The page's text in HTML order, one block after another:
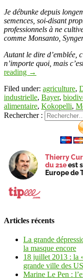
Je débunke depuis
semences, soi-disant
professionnels à ne
comme Monsanto,
Autant le dire d’emblée,
n’importe quoi, mais
reading →
Filed under: agriculture,
industrielle, Bayer,
alimentaire, Kokopelli,
Rechercher :
Thierry
du 21eest
Europe de
Articles récents
La grande
la masque encore
18 juillet 2013 : la
grande ville des
Marine Le Pen :